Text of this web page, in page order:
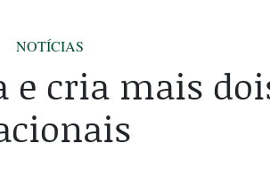
NOTÍCIAS
e cria mais